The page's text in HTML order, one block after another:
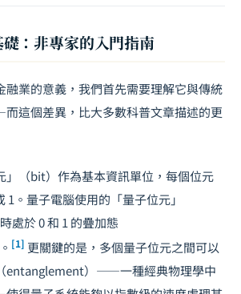
：非專家的入門指南
融業的意義，我們首先需要理解它與傳統
這個差異，比大多數科普文章描述的更
」（bit）作為基本資訊單位，每個位元
1。量子電腦使用的「量子位元」
處於 0 和 1 的疊加態
[1] 更關鍵的是，多個量子位元之間可以
entanglement）——一種經典物理學中